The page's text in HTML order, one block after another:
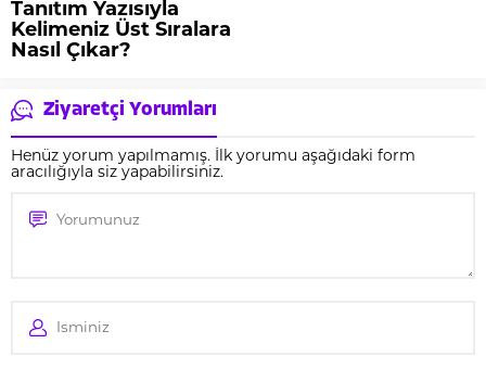
Tanıtım Yazısıyla
Kelimeniz Üst Sıralara
Nasıl Çıkar?
Ziyaretçi Yorumları
Henüz yorum yapılmamış. İlk yorumu aşağıdaki form
aracılığıyla siz yapabilirsiniz.